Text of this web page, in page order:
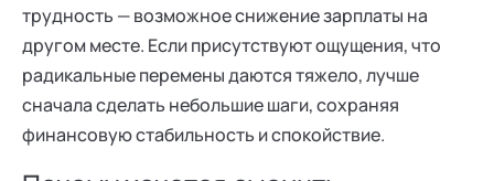
трудность — возможное снижение зарплаты на
другом месте. Если присутствуют ощущения, что
радикальные перемены даются тяжело, лучше
сначала сделать небольшие шаги, сохраняя
финансовую стабильность и спокойствие.